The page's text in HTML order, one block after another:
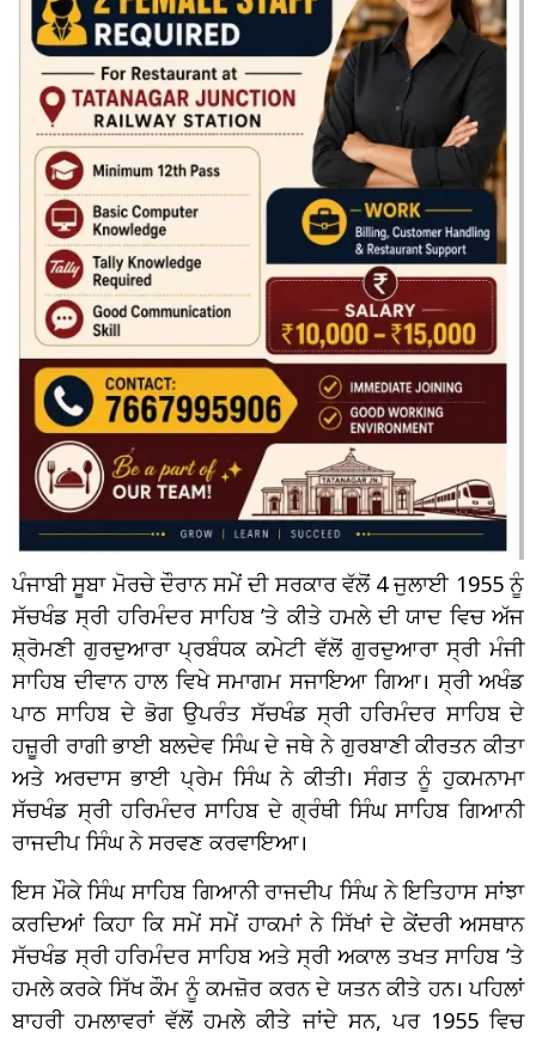
ਪੰਜਾਬੀ ਸੂਬਾ ਮੋਰਚੇ ਦੌਰਾਨ ਸਮੇਂ ਦੀ ਸਰਕਾਰ ਵੱਲੋਂ 4 ਜੁਲਾਈ 1955 ਨੂੰ
ਸੱਚਖੰਡ ਸ੍ਰੀ ਹਰਿਮੰਦਰ ਸਾਹਿਬ ’ਤੇ ਕੀਤੇ ਹਮਲੇ ਦੀ ਯਾਦ ਵਿਚ ਅੱਜ
ਸ਼੍ਰੋਮਣੀ ਗੁਰਦੁਆਰਾ ਪ੍ਰਬੰਧਕ ਕਮੇਟੀ ਵੱਲੋਂ ਗੁਰਦੁਆਰਾ ਸ੍ਰੀ ਮੰਜੀ
ਸਾਹਿਬ ਦੀਵਾਨ ਹਾਲ ਵਿਖੇ ਸਮਾਗਮ ਸਜਾਇਆ ਗਿਆ। ਸ੍ਰੀ ਅਖੰਡ
ਪਾਠ ਸਾਹਿਬ ਦੇ ਭੋਗ ਉਪਰੰਤ ਸੱਚਖੰਡ ਸ੍ਰੀ ਹਰਿਮੰਦਰ ਸਾਹਿਬ ਦੇ
ਹਜ਼ੂਰੀ ਰਾਗੀ ਭਾਈ ਬਲਦੇਵ ਸਿੰਘ ਦੇ ਜਥੇ ਨੇ ਗੁਰਬਾਣੀ ਕੀਰਤਨ ਕੀਤਾ
ਅਤੇ ਅਰਦਾਸ ਭਾਈ ਪ੍ਰੇਮ ਸਿੰਘ ਨੇ ਕੀਤੀ। ਸੰਗਤ ਨੂੰ ਹੁਕਮਨਾਮਾ
ਸੱਚਖੰਡ ਸ੍ਰੀ ਹਰਿਮੰਦਰ ਸਾਹਿਬ ਦੇ ਗ੍ਰੰਥੀ ਸਿੰਘ ਸਾਹਿਬ ਗਿਆਨੀ
ਰਾਜਦੀਪ ਸਿੰਘ ਨੇ ਸਰਵਣ ਕਰਵਾਇਆ।
ਇਸ ਮੌਕੇ ਸਿੰਘ ਸਾਹਿਬ ਗਿਆਨੀ ਰਾਜਦੀਪ ਸਿੰਘ ਨੇ ਇਤਿਹਾਸ ਸਾਂਝਾ
ਕਰਦਿਆਂ ਕਿਹਾ ਕਿ ਸਮੇਂ ਸਮੇਂ ਹਾਕਮਾਂ ਨੇ ਸਿੱਖਾਂ ਦੇ ਕੇਂਦਰੀ ਅਸਥਾਨ
ਸੱਚਖੰਡ ਸ੍ਰੀ ਹਰਿਮੰਦਰ ਸਾਹਿਬ ਅਤੇ ਸ੍ਰੀ ਅਕਾਲ ਤਖਤ ਸਾਹਿਬ ’ਤੇ
ਹਮਲੇ ਕਰਕੇ ਸਿੱਖ ਕੌਮ ਨੂੰ ਕਮਜ਼ੋਰ ਕਰਨ ਦੇ ਯਤਨ ਕੀਤੇ ਹਨ। ਪਹਿਲਾਂ
ਬਾਹਰੀ ਹਮਲਾਵਰਾਂ ਵੱਲੋਂ ਹਮਲੇ ਕੀਤੇ ਜਾਂਦੇ ਸਨ, ਪਰ 1955 ਵਿਚ